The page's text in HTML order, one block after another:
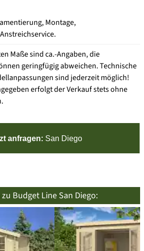
Montage,
Maße sind ca.-Angaben, die
geringfügig abweichen. Technische
sind jederzeit möglich!
erfolgt der Verkauf stets ohne
anfragen: San Diego
Budget Line San Diego: